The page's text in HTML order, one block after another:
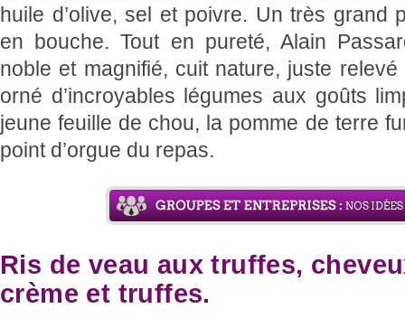
huile d’olive, sel et poivre. Un très grand
en bouche. Tout en pureté, Alain
noble et magnifié, cuit nature, juste
orné d’incroyables légumes aux goûts
jeune feuille de chou, la pomme de terre
point d’orgue du repas.
Ris de veau aux truffes,
crème et truffes.